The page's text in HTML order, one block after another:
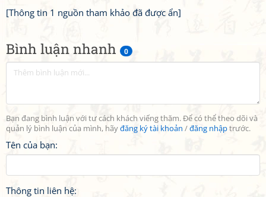
Bình luận nhanh 0
Bạn đang bình luận với tư cách khách viếng thăm. Để có thể theo dõi và
quản lý bình luận của mình, hãyđăng ký tài khoản /đăng nhậptrước.
Tên của bạn:
Thông tin liên hệ:
[Thông tin 1 nguồn tham khảo đã được ẩn]